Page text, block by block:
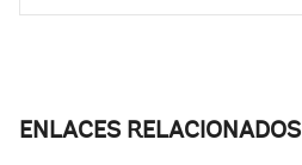
ENLACES RELACIONADOS